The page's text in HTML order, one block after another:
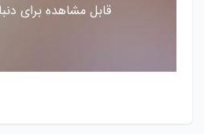
قابل مشاهده برای